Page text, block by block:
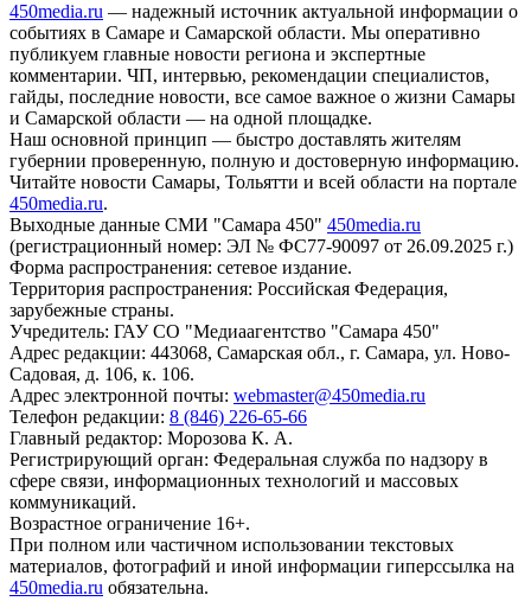
450media.ru — надежный источник актуальной информации о
событиях в Самаре и Самарской области. Мы оперативно
публикуем главные новости региона и экспертные
комментарии. ЧП, интервью, рекомендации специалистов,
гайды, последние новости, все самое важное о жизни Самары
и Самарской области — на одной площадке.
Наш основной принцип — быстро доставлять жителям
губернии проверенную, полную и достоверную информацию.
Читайте новости Самары, Тольятти и всей области на портале
450media.ru.
Выходные данные СМИ "Самара 450" 450media.ru
(регистрационный номер: ЭЛ № ФС77-90097 от 26.09.2025 г.)
Форма распространения: сетевое издание.
Территория распространения: Российская Федерация,
зарубежные страны.
Учредитель: ГАУ СО "Медиаагентство "Самара 450"
Адрес редакции: 443068, Самарская обл., г. Самара, ул. Ново-
Садовая, д. 106, к. 106.
Адрес электронной почты: webmaster@450media.ru
Телефон редакции: 8 (846) 226-65-66
Главный редактор: Морозова К. А.
Регистрирующий орган: Федеральная служба по надзору в
сфере связи, информационных технологий и массовых
коммуникаций.
Возрастное ограничение 16+.
При полном или частичном использовании текстовых
материалов, фотографий и иной информации гиперссылка на
450media.ru обязательна.